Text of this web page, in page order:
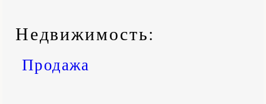
Недвижимость:
Продажа